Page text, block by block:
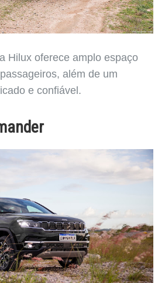
Hilux oferece amplo espaço
além de um
e confiável.